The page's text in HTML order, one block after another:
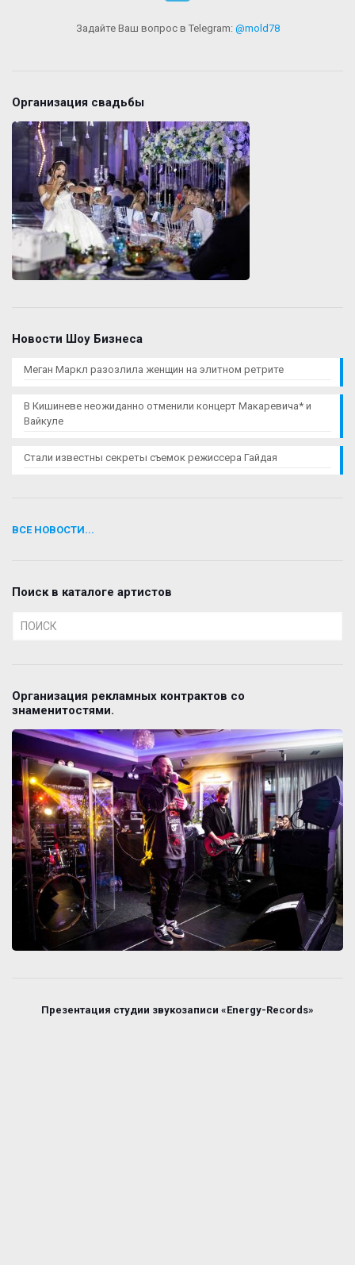
Задайте Ваш вопрос в Telegram: @mold78
Организация свадьбы
Новости Шоу Бизнеса
Меган Маркл разозлила женщин на элитном ретрите
В Кишиневе неожиданно отменили концерт Макаревича* и
Вайкуле
Стали известны секреты съемок режиссера Гайдая
ВСЕ НОВОСТИ...
Поиск в каталоге артистов
Организация рекламных контрактов со
знаменитостями.
Презентация студии звукозаписи «Energy-Records»